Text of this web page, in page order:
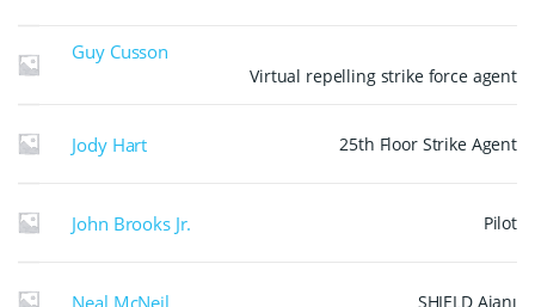
Guy Cusson
Virtual repelling strike force agent
Jody Hart 25th Floor Strike Agent
John Brooks Jr. Pilot
Neal McNeil SHIELD Ajanı